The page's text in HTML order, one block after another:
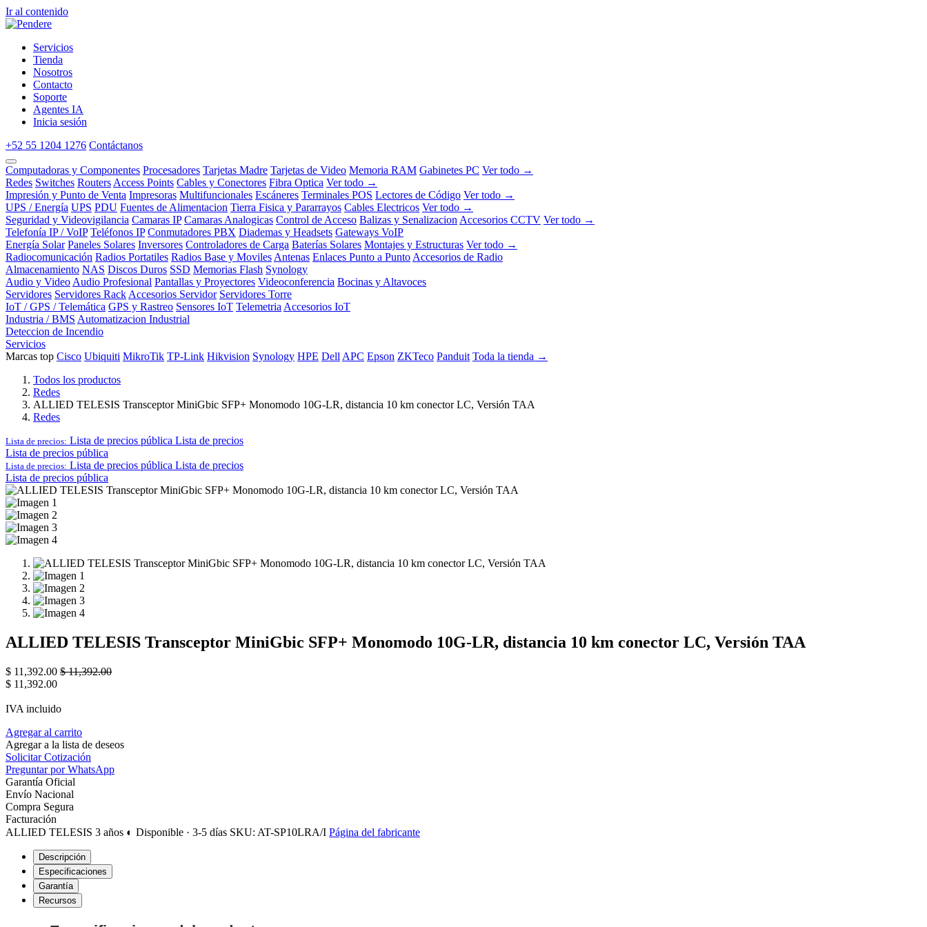
Ir al contenido
Servicios
Tienda
Nosotros
Contacto
Soporte
Agentes IA
Inicia sesión
+52 55 1204 1276 Contáctanos
Computadoras y Componentes Procesadores Tarjetas Madre Tarjetas de Video Memoria RAM Gabinetes PC Ver todo →
Redes Switches Routers Access Points Cables y Conectores Fibra Optica Ver todo →
Impresión y Punto de Venta Impresoras Multifuncionales Escáneres Terminales POS Lectores de Código Ver todo →
UPS / Energía UPS PDU Fuentes de Alimentacion Tierra Fisica y Pararrayos Cables Electricos Ver todo →
Seguridad y Videovigilancia Camaras IP Camaras Analogicas Control de Acceso Balizas y Senalizacion Accesorios CCTV Ver todo →
Telefonía IP / VoIP Teléfonos IP Conmutadores PBX Diademas y Headsets Gateways VoIP
Energía Solar Paneles Solares Inversores Controladores de Carga Baterías Solares Montajes y Estructuras Ver todo →
Radiocomunicación Radios Portatiles Radios Base y Moviles Antenas Enlaces Punto a Punto Accesorios de Radio
Almacenamiento NAS Discos Duros SSD Memorias Flash Synology
Audio y Video Audio Profesional Pantallas y Proyectores Videoconferencia Bocinas y Altavoces
Servidores Servidores Rack Accesorios Servidor Servidores Torre
IoT / GPS / Telemática GPS y Rastreo Sensores IoT Telemetria Accesorios IoT
Industria / BMS Automatizacion Industrial
Deteccion de Incendio
Servicios
Marcas top Cisco Ubiquiti MikroTik TP-Link Hikvision Synology HPE Dell APC Epson ZKTeco Panduit Toda la tienda →
Todos los productos
Redes
ALLIED TELESIS Transceptor MiniGbic SFP+ Monomodo 10G-LR, distancia 10 km conector LC, Versión TAA
Redes
Lista de precios: Lista de precios pública Lista de precios
Lista de precios pública
Lista de precios: Lista de precios pública Lista de precios
Lista de precios pública
ALLIED TELESIS Transceptor MiniGbic SFP+ Monomodo 10G-LR, distancia 10 km conector LC, Versión TAA
$ 11,392.00 $11,392.00
$ 11,392.00
IVA incluido
Agregar al carrito
Agregar a la lista de deseos
Solicitar Cotización
Preguntar por WhatsApp
Garantía Oficial
Envío Nacional
Compra Segura
Facturación
ALLIED TELESIS 3 años ◐ Disponible · 3-5 días SKU: AT-SP10LRA/I Página del fabricante
Descripción
Especificaciones
Garantía
Recursos